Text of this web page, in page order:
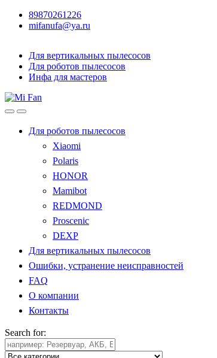
89870261226
mifanufa@ya.ru
Для вертикальных пылесосов
Для роботов пылесосов
Инфа для мастеров
Для роботов пылесосов
Xiaomi
Polaris
HONOR
Mamibot
REDMOND
Proscenic
DEXP
Для вертикальных пылесосов
Ошибки, устранение неисправностей
FAQ
О компании
Контакты
Search for: